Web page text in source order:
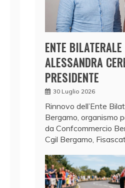
ENTE
ALESSANDRA
PRESIDENTE
30 Luglio 2026
Rinnovo dell’Ente
Bergamo, organismo
da Confcommercio
Cgil Bergamo,